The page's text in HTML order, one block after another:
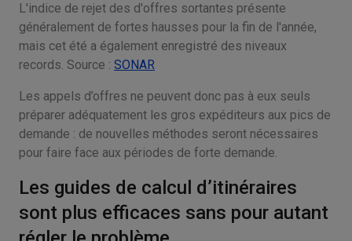
L'indice de rejet des d'offres sortantes présente
généralement de fortes hausses pour la fin de l'année,
mais cet été a également enregistré des niveaux
records. Source : SONAR
Les appels d’offres ne peuvent donc pas à eux seuls
préparer adéquatement les gros expéditeurs aux pics de
demande : de nouvelles méthodes seront nécessaires
pour faire face aux périodes de forte demande.
Les guides de calcul d’itinéraires
sont plus efficaces sans pour autant